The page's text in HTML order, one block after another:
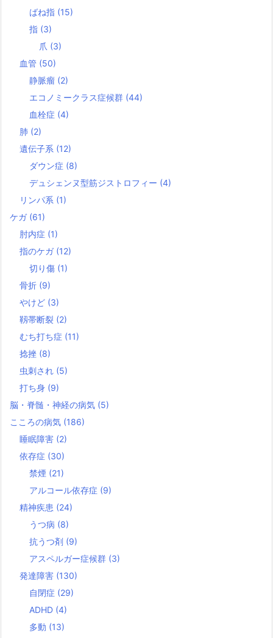
ばね指 (15)
指 (3)
爪 (3)
血管 (50)
静脈瘤 (2)
エコノミークラス症候群 (44)
血栓症 (4)
肺 (2)
遺伝子系 (12)
ダウン症 (8)
デュシェンヌ型筋ジストロフィー (4)
リンパ系 (1)
ケガ (61)
肘内症 (1)
指のケガ (12)
切り傷 (1)
骨折 (9)
やけど (3)
靱帯断裂 (2)
むち打ち症 (11)
捻挫 (8)
虫刺され (5)
打ち身 (9)
脳・脊髄・神経の病気 (5)
こころの病気 (186)
睡眠障害 (2)
依存症 (30)
禁煙 (21)
アルコール依存症 (9)
精神疾患 (24)
うつ病 (8)
抗うつ剤 (9)
アスペルガー症候群 (3)
発達障害 (130)
自閉症 (29)
ADHD (4)
多動 (13)